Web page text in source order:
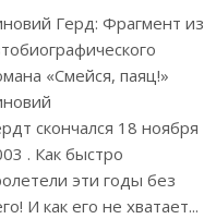
Герд: Фрагмент из
«Смейся, паяц!»
скончался 18 ноября
. Как быстро
эти годы без
И как его не хватает...